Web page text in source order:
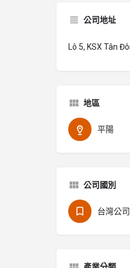
公司地址
Lô 5, KSX Tân
地區
平陽
公司國別
台灣公司